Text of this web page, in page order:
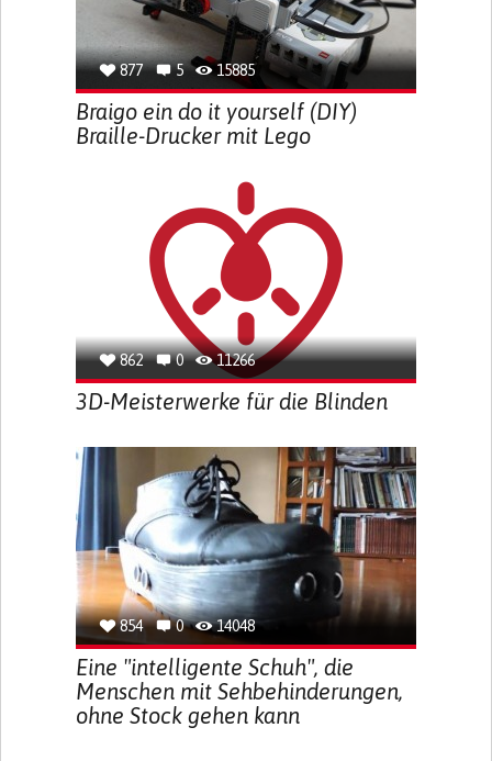
877 5 15885
Braigo ein do it yourself (DIY)
Braille-Drucker mit Lego
862 0 11266
3D-Meisterwerke für die Blinden
854 0 14048
Eine "intelligente Schuh", die
Menschen mit Sehbehinderungen,
ohne Stock gehen kann